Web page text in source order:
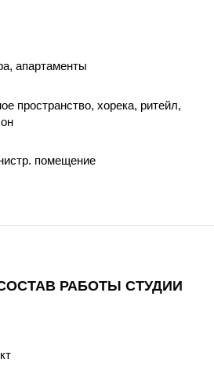
апартаменты
пространство, хорека, ритейл,
помещение
РАБОТЫ СТУДИИ